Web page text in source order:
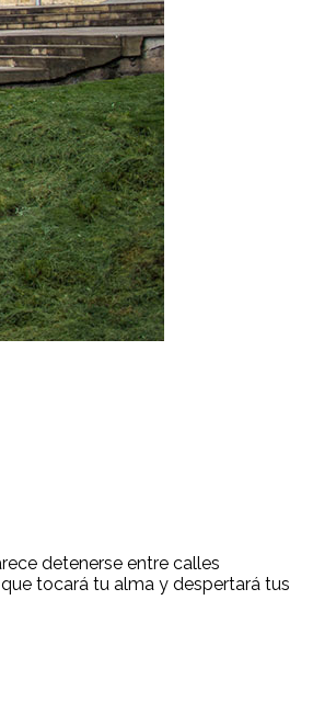
detenerse entre calles
tocará tu alma y despertará tus